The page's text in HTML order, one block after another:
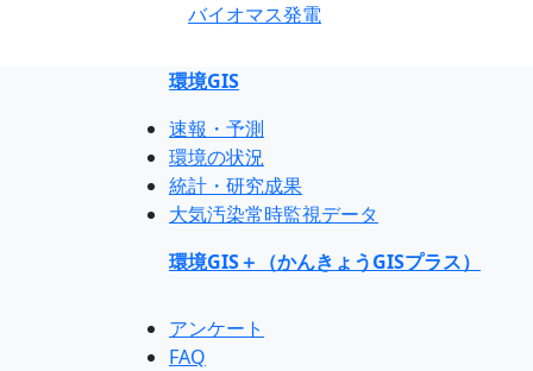
バイオマス発電
環境GIS
速報・予測
環境の状況
統計・研究成果
大気汚染常時監視データ
環境GIS＋（かんきょうGISプラス）
アンケート
FAQ